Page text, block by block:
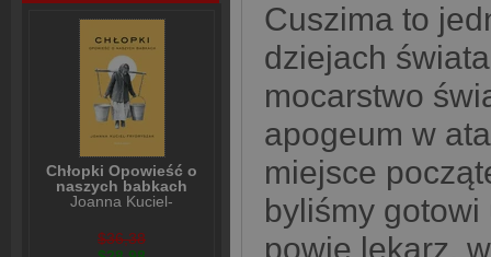
Chłopki Opowieść o
naszych babkach
Joanna Kuciel-
$36,38
Cuszima to
dziejach
mocarstwo
apogeum w
miejsce
byliśmy
powie lekarz,